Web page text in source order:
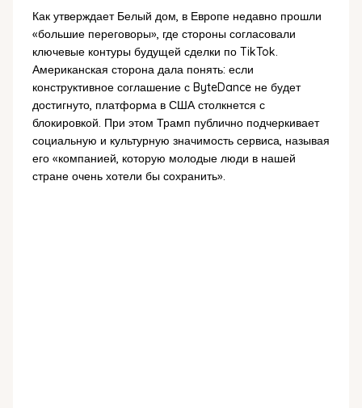
Как утверждает Белый дом, в Европе недавно прошли
«большие переговоры», где стороны согласовали
ключевые контуры будущей сделки по TikTok.
Американская сторона дала понять: если
конструктивное соглашение с ByteDance не будет
достигнуто, платформа в США столкнется с
блокировкой. При этом Трамп публично подчеркивает
социальную и культурную значимость сервиса, называя
его «компанией, которую молодые люди в нашей
стране очень хотели бы сохранить».